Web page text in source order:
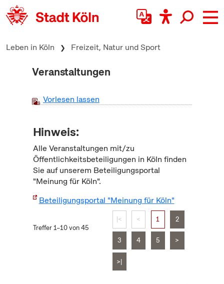
zum Inhalt springen
Leben in Köln Freizeit, Natur und Sport
Veranstaltungen
Vorlesen lassen
Hinweis:
Alle Veranstaltungen mit/zu
Öffentlichkeitsbeteiligungen in Köln finden
Sie auf unserem Beteiligungsportal
"Meinung für Köln".
Beteiligungsportal "Meinung für Köln"
Treffer 1–10 von 45
|< < 1 2
3 4 5 >
>|